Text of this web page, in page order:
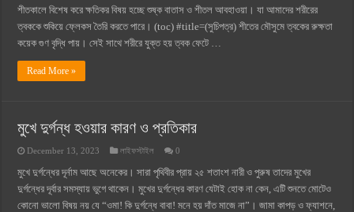
শীতকালে বিশেষ করে ক্ষতিকর বিষয় হচ্ছে শুষ্ক বাতাস ও শীতল আবহাওয়া। যা আমাদের শরীরের
ত্বককে শুকিয়ে ফ্লেকস তৈরি করতে পারে। (toc) #title=(সুচিপত্র) শীতের মৌসুমে ত্বকের রুক্ষতা
কয়েক গুণ বৃদ্ধি পায়। সেই সাথে শরীরে যুক্ত হয় ত্বক ফেটে …
Read More »
মুখে দুর্গন্ধ হওয়ার কারণ ও প্রতিকার
December 13, 2023 লাইফস্টাইল 0
মুখে দুর্গন্ধের দূর্নাম আছে অনেকের। সারা পৃথিবীর প্রায় ২৫ শতাংশ নারী ও পুরুষ তাদের মুখের
দুর্গন্ধের দূর্বার সমস্যায় ভুগে থাকেন। মুখের দুর্গন্ধের কারণ যেটাই হোক না কেন, এটি শুনতে মোটেও
কোনো ভালো বিষয় নয় যে “ওমা! কি দুর্গন্ধে বাবা! মনে হয় দাঁত মাজে না”। জামা কাপড় ও ফ্যাশনে,